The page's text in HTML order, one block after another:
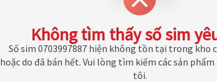
Không tìm thấy số sim
Số sim 0703997887 hiện không tồn tại trong kho
hoặc do đã bán hết. Vui lòng tìm kiếm các sản phẩm
tôi.